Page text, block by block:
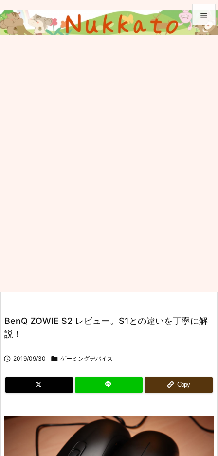


BenQ ZOWIE S2 レビュー。S1との違いを丁寧に解
説！
 2019/09/30  ゲーミングデバイス
Copy